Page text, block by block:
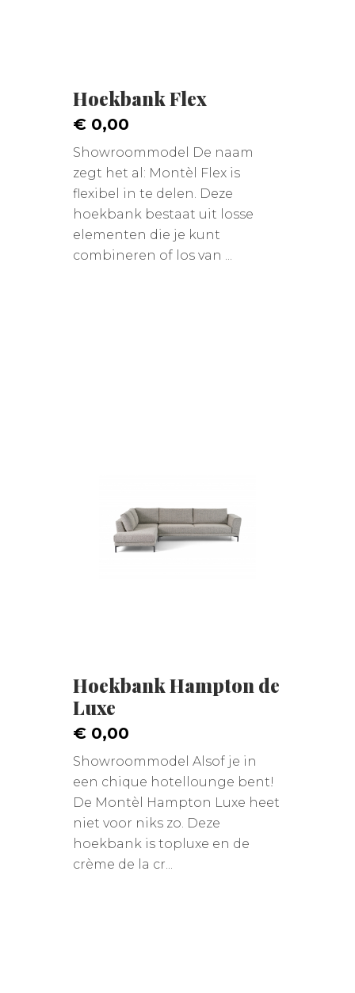
Hoekbank Flex
€ 0,00
Showroommodel De naam
zegt het al: Montèl Flex is
flexibel in te delen. Deze
hoekbank bestaat uit losse
elementen die je kunt
combineren of los van ...
Hoekbank Hampton de
Luxe
€ 0,00
Showroommodel Alsof je in
een chique hotellounge bent!
De Montèl Hampton Luxe heet
niet voor niks zo. Deze
hoekbank is topluxe en de
crème de la cr...